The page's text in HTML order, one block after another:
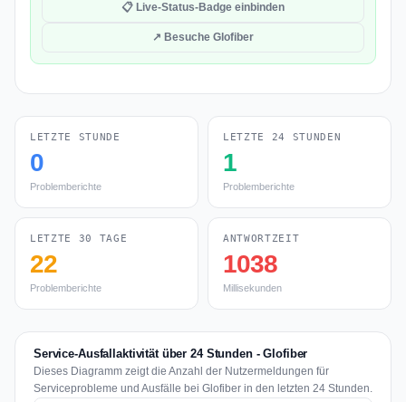
📋 Live-Status-Badge einbinden
↗ Besuche Glofiber
LETZTE STUNDE
0
Problemberichte
LETZTE 24 STUNDEN
1
Problemberichte
LETZTE 30 TAGE
22
Problemberichte
ANTWORTZEIT
1038
Millisekunden
Service-Ausfallaktivität über 24 Stunden - Glofiber
Dieses Diagramm zeigt die Anzahl der Nutzermeldungen für
Serviceprobleme und Ausfälle bei Glofiber in den letzten 24 Stunden.